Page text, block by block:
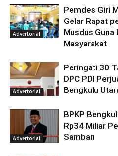
Advertorial
Pemdes Giri
Gelar Rapat
Musdus Guna
Masyarakat
Advertorial
Peringati 30
DPC PDI
Bengkulu
Advertorial
BPKP
Rp34 Miliar
Samban